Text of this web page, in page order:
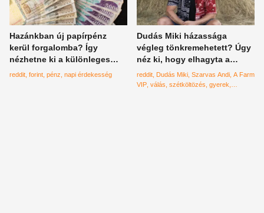
Hazánkban új papírpénz
kerül forgalomba? Így
nézhetne ki a különleges
bankjegy
reddit forint pénz napi érdekesség
Dudás Miki házassága
végleg tönkremehetett? Úgy
néz ki, hogy elhagyta a
családi otthont
reddit Dudás Miki Szarvas Andi A Farm
VIP válás szétköltözés gyerek